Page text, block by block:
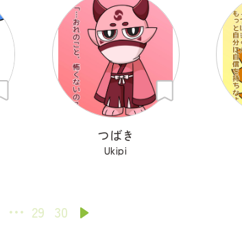
つばき
Ukipi
29 30